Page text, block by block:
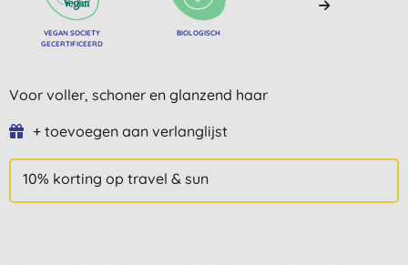
VEGAN SOCIETY
GECERTIFICEERD
BIOLOGISCH
Voor voller, schoner en glanzend haar
+ toevoegen aan verlanglijst
10% korting op travel & sun